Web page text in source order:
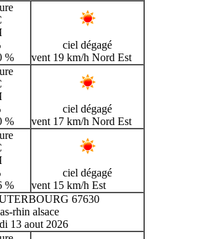
%
ciel dégagé
vent 19 km/h Nord Est
%
ciel dégagé
vent 17 km/h Nord Est
%
ciel dégagé
vent 15 km/h Est
67630
rhin alsace
13 aout 2026